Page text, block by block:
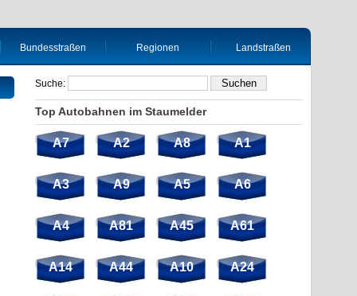
Bundesstraßen Regionen Landstraßen
Suche:
Top Autobahnen im Staumelder
A7 A2 A8 A1
A3 A9 A5 A6
A4 A81 A45 A61
A14 A44 A10 A24